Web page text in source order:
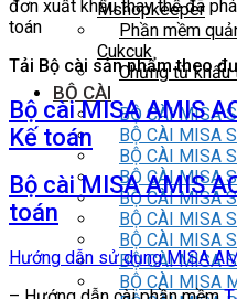
Mshopkeeper
Phần mềm
Cukcuk
Chứng từ khấu
BỘ CÀI
BỘ CÀI MISA
BỘ CÀI MISA
BỘ CÀI MISA
BỘ CÀI MISA
BỘ CÀI MISA
BỘ CÀI MISA
BỘ CÀI MISA
BỘ CÀI MISA
BỘ CÀI MISA
đơn xuất khẩu thay thế đã
toán
Tải Bộ cài sản phẩm theo
Bộ cài MISA AMIS
Kế toán
Bộ cài MISA AMIS
toán
Hướng dẫn sử dụng MISA